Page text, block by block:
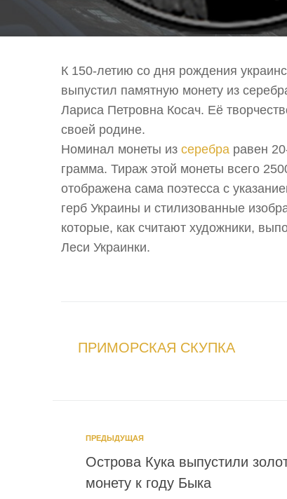
К 150-летию со дня рождения
выпустил памятную монету из
Лариса Петровна Косач. Её
своей родине.
Номинал монеты из серебра равен
грамма. Тираж этой монеты всего
отображена сама поэтесса с
герб Украины и стилизованные
которые, как считают художники,
Леси Украинки.
ПРИМОРСКАЯ СКУПКА
ПРЕДЫДУЩАЯ
Острова Кука выпустили
монету к году Быка